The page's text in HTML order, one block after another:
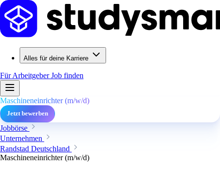
Alles für deine Karriere
Für ArbeitgeberJob finden
Maschineneinrichter (m/w/d)
Jetzt bewerben
Jobbörse
Unternehmen
Randstad Deutschland
Maschineneinrichter (m/w/d)